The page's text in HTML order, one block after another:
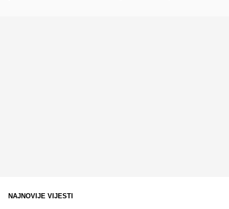
NAJNOVIJE VIJESTI